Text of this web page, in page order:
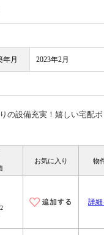
年月 2023年2月
の設備充実！嬉しい宅配
お気に入り 物
2
詳細